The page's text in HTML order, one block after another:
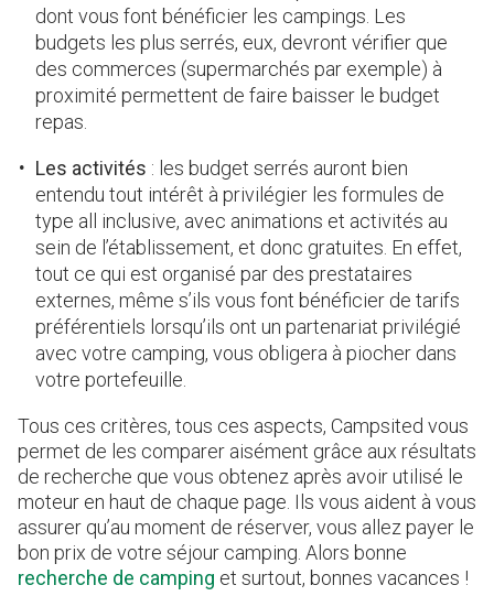
dont vous font bénéficier les campings. Les
budgets les plus serrés, eux, devront vérifier que
des commerces (supermarchés par exemple) à
proximité permettent de faire baisser le budget
repas.
Les activités : les budget serrés auront bien
entendu tout intérêt à privilégier les formules de
type all inclusive, avec animations et activités au
sein de l’établissement, et donc gratuites. En effet,
tout ce qui est organisé par des prestataires
externes, même s’ils vous font bénéficier de tarifs
préférentiels lorsqu’ils ont un partenariat privilégié
avec votre camping, vous obligera à piocher dans
votre portefeuille.
Tous ces critères, tous ces aspects, Campsited vous
permet de les comparer aisément grâce aux résultats
de recherche que vous obtenez après avoir utilisé le
moteur en haut de chaque page. Ils vous aident à vous
assurer qu’au moment de réserver, vous allez payer le
bon prix de votre séjour camping. Alors bonne
recherche de camping et surtout, bonnes vacances !